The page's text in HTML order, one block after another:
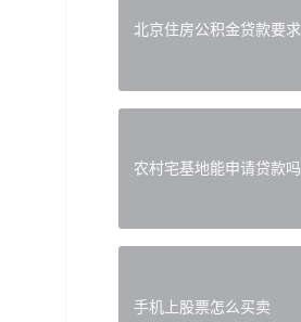
北京住房公积金贷款要求
农村宅基地能申请贷款吗
手机上股票怎么买卖